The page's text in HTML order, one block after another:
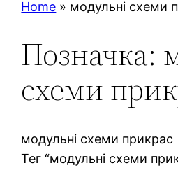
Home » модульні схеми
Позначка:
схеми
модульні схеми прикрас
Тег “модульні схеми